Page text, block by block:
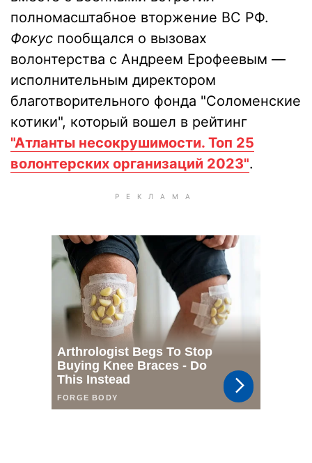
полномасштабное вторжение ВС РФ.
Фокус пообщался о вызовах
волонтерства с Андреем Ерофеевым —
исполнительным директором
благотворительного фонда "Соломенские
котики", который вошел в рейтинг
"Атланты несокрушимости. Топ 25
волонтерских организаций 2023".